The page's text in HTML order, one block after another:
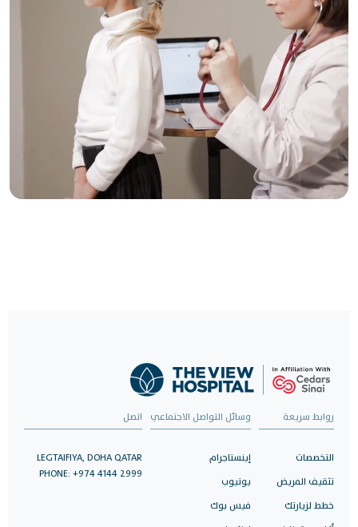
روابط سريعة
التخصصات
تثقيف المريض
خطط لزيارتك
وسائل التواصل الاجتماعي
إينستاجرام
يوتيوب
فيس بوك
اتصل
LEGTAIFIYA, DOHA QATAR
PHONE: +974 4144 2999